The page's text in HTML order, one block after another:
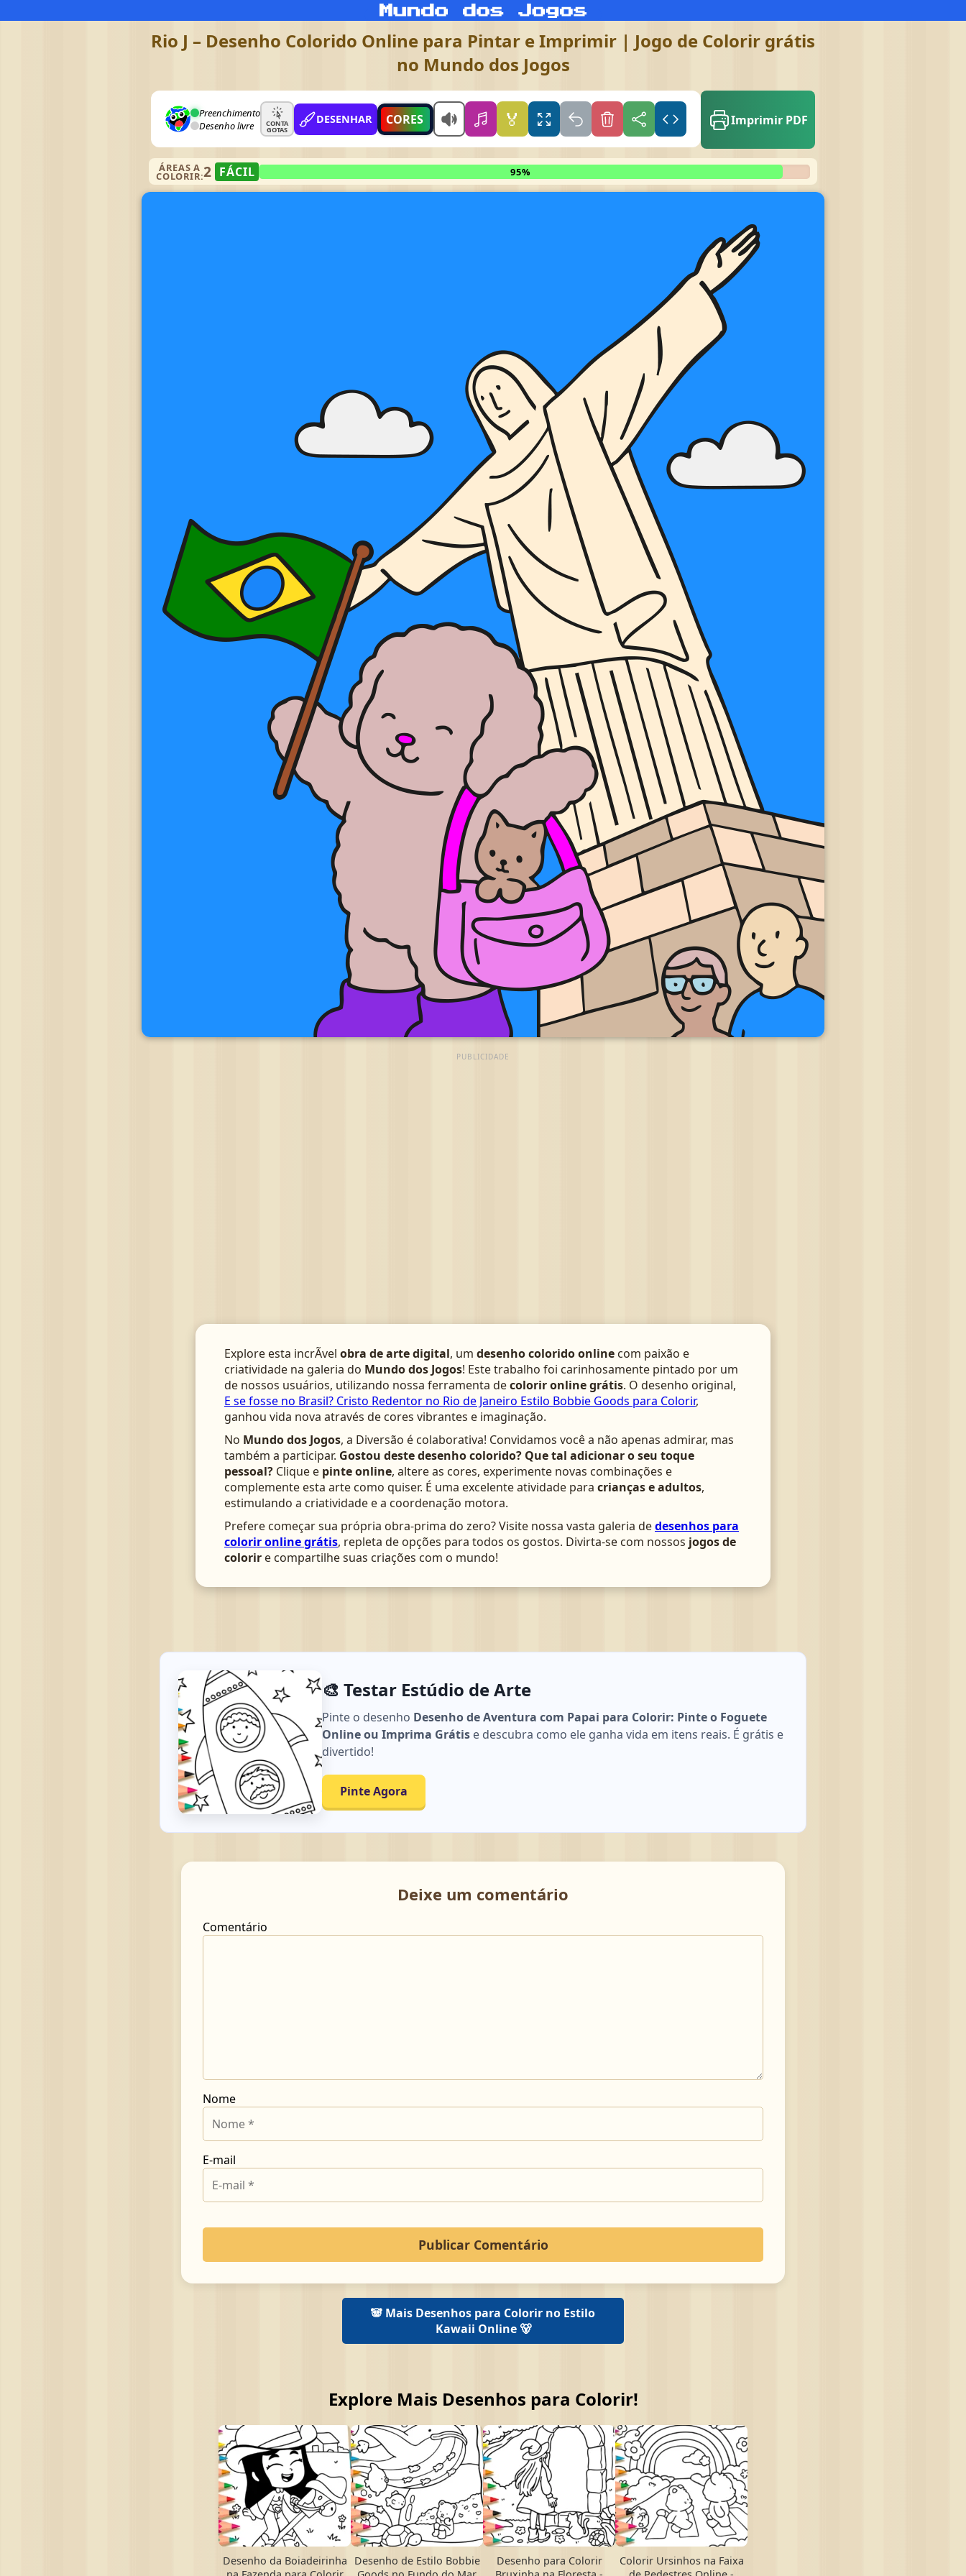
Rio J – Desenho Colorido Online para Pintar e Imprimir | Jogo de Colorir grátis
no Mundo dos Jogos
Preenchimento
Desenho livre
CONTA
GOTAS
DESENHAR CORES 🏅 Imprimir PDF
ÁREAS A
COLORIR:2 FÁCIL 95%
PUBLICIDADE
Explore esta incrÃ­vel obra de arte digital, um desenho colorido online com paixão e
criatividade na galeria do Mundo dos Jogos! Este trabalho foi carinhosamente pintado por um
de nossos usuários, utilizando nossa ferramenta decolorir online grátis. O desenho original,
E se fosse no Brasil? Cristo Redentor no Rio de Janeiro Estilo Bobbie Goods para Colorir,
ganhou vida nova através de cores vibrantes e imaginação.
No Mundo dos Jogos, a Diversão é colaborativa! Convidamos você a não apenas admirar, mas
também a participar. Gostou deste desenho colorido? Que tal adicionar o seu toque
pessoal? Clique e pinte online, altere as cores, experimente novas combinações e
complemente esta arte como quiser. É uma excelente atividade para crianças e adultos,
estimulando a criatividade e a coordenação motora.
Prefere começar sua própria obra-prima do zero? Visite nossa vasta galeria dedesenhos para
colorir online grátis, repleta de opções para todos os gostos. Divirta-se com nossos jogos de
colorir e compartilhe suas criações com o mundo!
🎨 Testar Estúdio de Arte
Pinte o desenho Desenho de Aventura com Papai para Colorir: Pinte o Foguete
Online ou Imprima Grátis e descubra como ele ganha vida em itens reais. É grátis e
divertido!
Pinte Agora
Deixe um comentário
Comentário
Nome
E-mail
🐼 Mais Desenhos para Colorir no Estilo
Kawaii Online 🐻
Explore Mais Desenhos para Colorir!
Desenho da Boiadeirinha
Desenho de Estilo Bobbie
Desenho para Colorir
Colorir Ursinhos na Faixa